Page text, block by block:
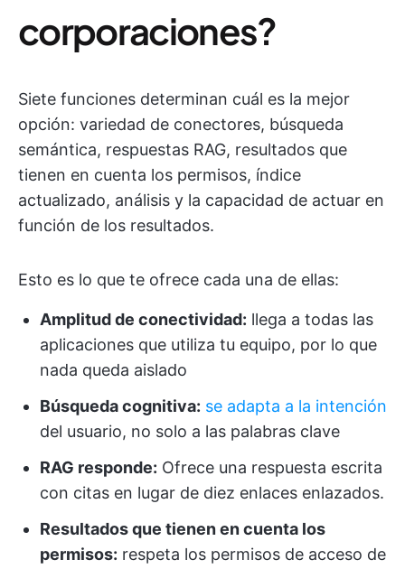
corporaciones?
Siete funciones determinan cuál es la mejor
opción: variedad de conectores, búsqueda
semántica, respuestas RAG, resultados que
tienen en cuenta los permisos, índice
actualizado, análisis y la capacidad de actuar en
función de los resultados.
Esto es lo que te ofrece cada una de ellas:
Amplitud de conectividad: llega a todas las
aplicaciones que utiliza tu equipo, por lo que
nada queda aislado
Búsqueda cognitiva: se adapta a la intención
del usuario, no solo a las palabras clave
RAG responde: Ofrece una respuesta escrita
con citas en lugar de diez enlaces enlazados.
Resultados que tienen en cuenta los
permisos: respeta los permisos de acceso de